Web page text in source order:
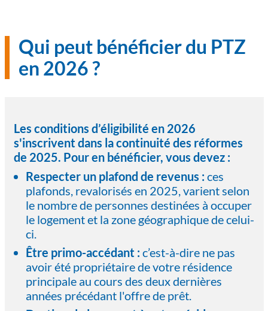
Qui peut bénéficier du PTZ
en 2026 ?
Les conditions d’éligibilité en 2026
s'inscrivent dans la continuité des réformes
de 2025. Pour en bénéficier, vous devez :
Respecter un plafond de revenus :ces
plafonds, revalorisés en 2025, varient selon
le nombre de personnes destinées à occuper
le logement et la zone géographique de celui-
ci.
Être primo-accédant :c’est-à-dire ne pas
avoir été propriétaire de votre résidence
principale au cours des deux dernières
années précédant l'offre de prêt.